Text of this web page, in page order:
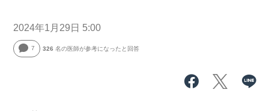
2024年1月29日 5:00
7 326 名の医師が参考になったと回答